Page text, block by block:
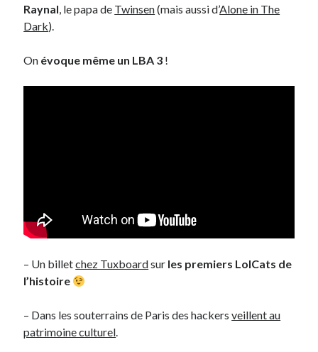
Raynal, le papa de Twinsen(mais aussi d’Alone in The
Dark).
On évoque même un LBA 3 !
– Un billetchez Tuxboardsur les premiers LolCats de
l’histoire
– Dans les souterrains de Paris des hackersveillent au
patrimoine culturel.